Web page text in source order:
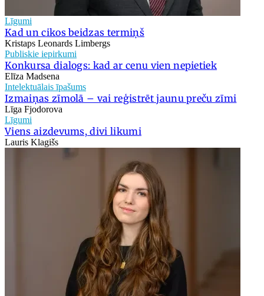
Līgumi
Kad un cikos beidzas termiņš
Kristaps Leonards Limbergs
Publiskie iepirkumi
Konkursa dialogs: kad ar cenu vien nepietiek
Elīza Madsena
Intelektuālais īpašums
Izmaiņas zīmolā – vai reģistrēt jaunu preču zīmi
Līga Fjodorova
Līgumi
Viens aizdevums, divi likumi
Lauris Klagišs